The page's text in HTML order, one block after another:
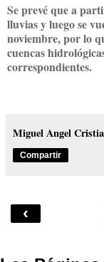
Se prevé que a
lluvias y luego se
noviembre, por lo
cuencas
correspondientes.
Miguel Angel
Compartir
‹